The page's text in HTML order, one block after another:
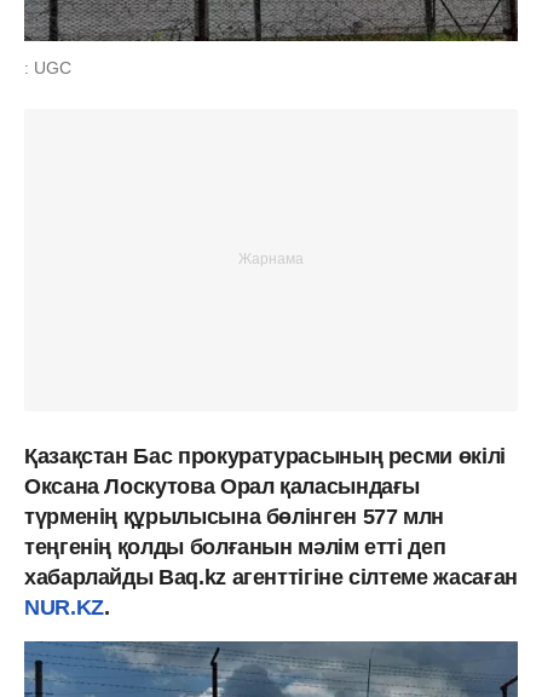
: UGC
Қазақстан Бас прокуратурасының ресми өкілі
Оксана Лоскутова Орал қаласындағы
түрменің құрылысына бөлінген 577 млн
теңгенің қолды болғанын мәлім етті деп
хабарлайды Baq.kz агенттігіне сілтеме жасаған
NUR.KZ.